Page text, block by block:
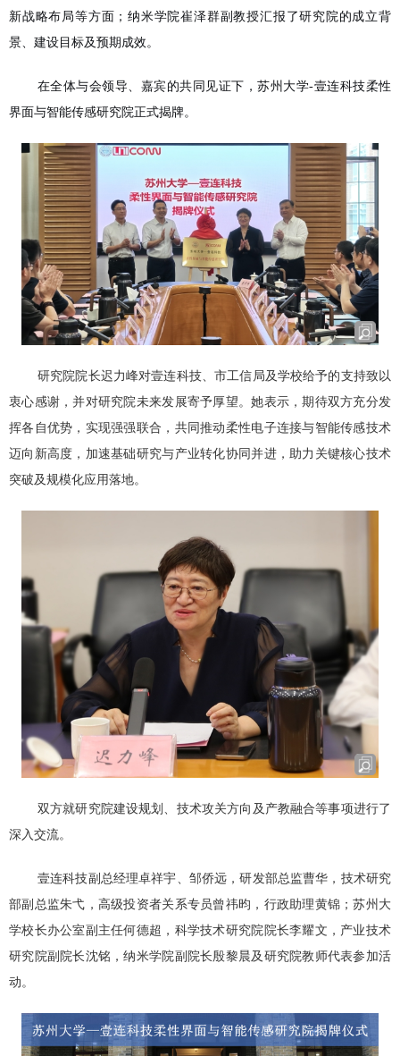
新战略布局等方面；纳米学院崔泽群副教授汇报了研究院的成立背
景、建设目标及预期成效。
在全体与会领导、嘉宾的共同见证下，苏州大学-壹连科技柔性
界面与智能传感研究院正式揭牌。
研究院院长迟力峰对壹连科技、市工信局及学校给予的支持致以
衷心感谢，并对研究院未来发展寄予厚望。她表示，期待双方充分发
挥各自优势，实现强强联合，共同推动柔性电子连接与智能传感技术
迈向新高度，加速基础研究与产业转化协同并进，助力关键核心技术
突破及规模化应用落地。
双方就研究院建设规划、技术攻关方向及产教融合等事项进行了
深入交流。
壹连科技副总经理卓祥宇、邹侨远，研发部总监曹华，技术研究
部副总监朱弋，高级投资者关系专员曾祎昀，行政助理黄锦；苏州大
学校长办公室副主任何德超，科学技术研究院院长李耀文，产业技术
研究院副院长沈铭，纳米学院副院长殷黎晨及研究院教师代表参加活
动。